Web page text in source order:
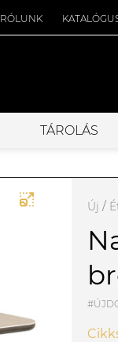
RÓLUNK
TÁROLÁS
Új /